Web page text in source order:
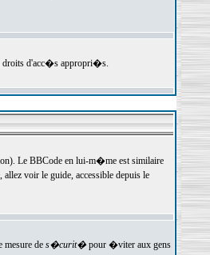
droits d'acc�s appropri�s.
Le BBCode en lui-m�me est similaire
voir le guide, accessible depuis le
de s�curit�pour �viter aux gens